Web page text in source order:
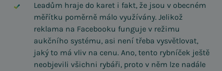
Leadům hraje do karet i fakt, že jsou v obecném
měřítku poměrně málo využívány. Jelikož
reklama na Facebooku funguje v režimu
aukčního systému, asi není třeba vysvětlovat,
jaký to má vliv na cenu. Ano, tento rybníček ještě
neobjevili všichni rybáři, proto v něm lze nadále